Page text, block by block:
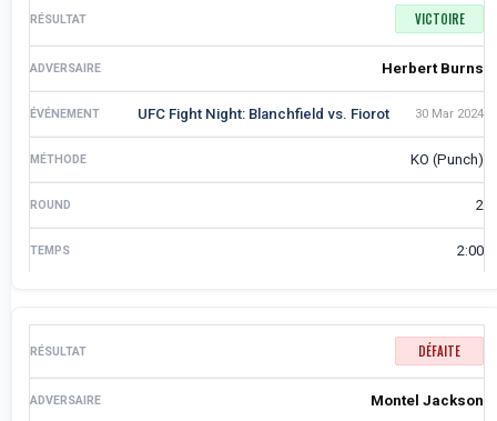
VICTOIRE
Herbert Burns
UFC Fight Night: Blanchfield vs. Fiorot 30 Mar 2024
KO (Punch)
2
2:00
DÉFAITE
Montel Jackson